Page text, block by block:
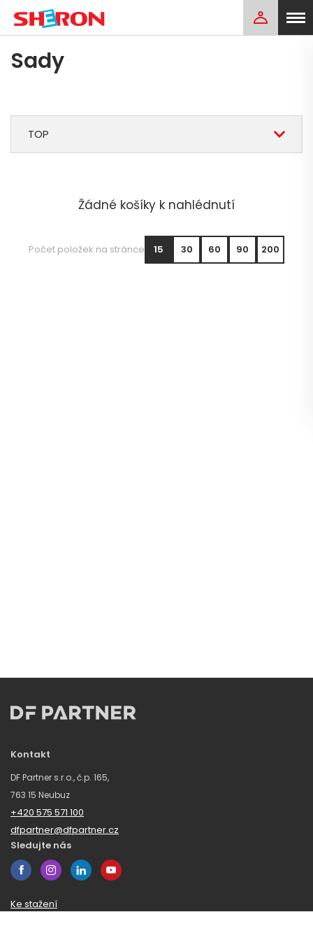
Sady
TOP
Žádné košíky k nahlédnutí
Počet položek na stránce 15 30 60 90 200
Kontakt
DF Partner s.r.o., č.p. 165,
763 15 Neubuz
+420 575 571 100
dfpartner@dfpartner.cz
Sledujte nás
Ke stažení